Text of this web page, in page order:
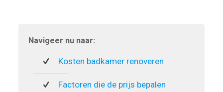
Navigeer nu naar:
Kosten badkamer renoveren
Factoren die de prijs bepalen